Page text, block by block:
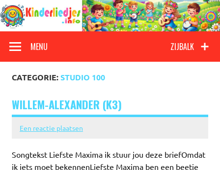
Doorgaan
naar
inhoud
Kinderliedjes
ZIJBALK
MENU
CATEGORIE:STUDIO 100
WILLEM-ALEXANDER (K3)
Een reactie plaatsen
Songtekst Liefste Maxima ik stuur jou deze briefOmdat
ik iets moet bekennenLiefste Maxima ben een beetje